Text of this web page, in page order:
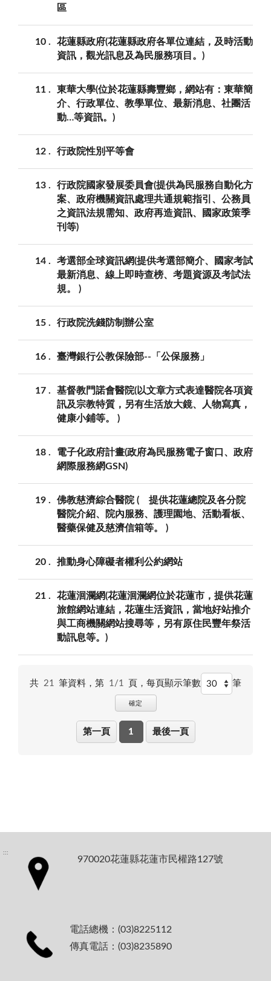
區
10
花蓮縣政府(花蓮縣政府各單位連結，及時活動
資訊，觀光訊息及為民服務項目。)
11
東華大學(位於花蓮縣壽豐鄉，網站有：東華簡
介、行政單位、教學單位、最新消息、社團活
動…等資訊。)
12 行政院性別平等會
13
行政院國家發展委員會(提供為民服務自動化方
案、政府機關資訊處理共通規範指引、公務員
之資訊法規需知、政府再造資訊、國家政策季
刊等)
14
考選部全球資訊網(提供考選部簡介、國家考試
最新消息、線上即時查榜、考題資源及考試法
規。 )
15 行政院洗錢防制辦公室
16 臺灣銀行公教保險部--「公保服務」
17
基督教門諾會醫院(以文章方式表達醫院各項資
訊及宗教特質，另有生活放大鏡、人物寫真，
健康小鋪等。 )
18
電子化政府計畫(政府為民服務電子窗口、政府
網際服務網GSN)
19
佛教慈濟綜合醫院 ( 提供花蓮總院及各分院
醫院介紹、院內服務、護理園地、活動看板、
醫藥保健及慈濟信箱等。 )
20 推動身心障礙者權利公約網站
21
花蓮洄瀾網(花蓮洄瀾網位於花蓮市，提供花蓮
旅館網站連結，花蓮生活資訊，當地好站推介
與工商機關網站搜尋等，另有原住民豐年祭活
動訊息等。)
共 21 筆資料，第 1/1 頁，每頁顯示筆數 筆
確定
第一頁 1 最後一頁
:::
970020花蓮縣花蓮市民權路127號
電話總機：(03)8225112
傳真電話：(03)8235890